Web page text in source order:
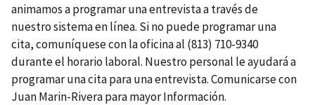
animamos a programar una entrevista a través de
nuestro sistema en línea. Si no puede programar una
cita, comuníquese con la oficina al (813) 710-9340
durante el horario laboral. Nuestro personal le ayudará a
programar una cita para una entrevista. Comunicarse con
Juan Marin-Rivera para mayor Información.